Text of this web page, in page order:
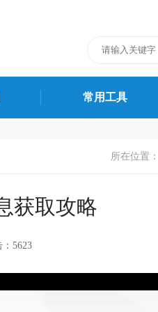
常用工具
所在位置：
获取攻略
：5623